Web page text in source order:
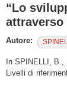
“Lo
attraverso
Autore:
In SPINELLI,
Livelli di